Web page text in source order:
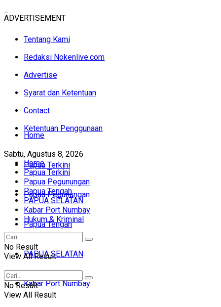
ADVERTISEMENT
Tentang Kami
Redaksi Nokenlive.com
Advertise
Syarat dan Ketentuan
Contact
Ketentuan Penggunaan
Sabtu, Agustus 8, 2026
Home
Papua Terkini
Papua Pegunungan
Papua Tengah
PAPUA SELATAN
Kabar Port Numbay
Home
Papua Terkini
Papua Pegunungan
Papua Tengah
PAPUA SELATAN
Kabar Port Numbay
Hukum & Kriminal
No Result
View All Result
No Result
View All Result